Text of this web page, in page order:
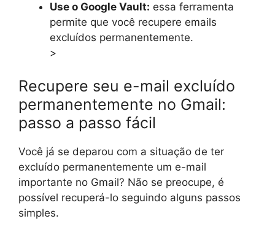
Use o Google Vault: essa ferramenta
permite que você recupere emails
excluídos permanentemente.
>
Recupere seu e-mail excluído
permanentemente no Gmail:
passo a passo fácil
Você já se deparou com a situação de ter
excluído permanentemente um e-mail
importante no Gmail? Não se preocupe, é
possível recuperá-lo seguindo alguns passos
simples.